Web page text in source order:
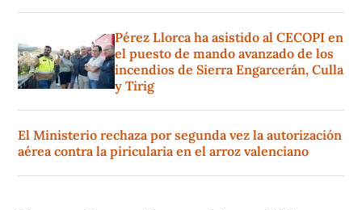
Pérez Llorca ha asistido al CECOPI en
el puesto de mando avanzado de los
incendios de Sierra Engarcerán, Culla
y Tirig
El Ministerio rechaza por segunda vez la autorización
aérea contra la piricularia en el arroz valenciano